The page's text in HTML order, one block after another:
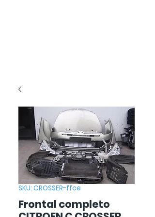
SKU: CROSSER-ffce
Frontal completo